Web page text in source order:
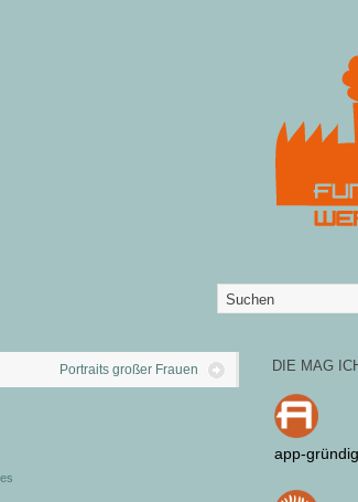
Portraits großer Frauen DIE MAG
app-gründig